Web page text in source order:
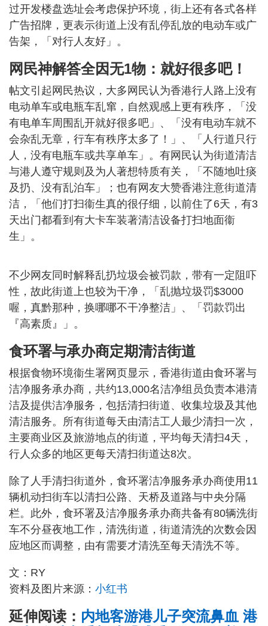
过开发楼盘选址会考虑保护环境，街上还有各式各样
广告招牌，更表示街道上没有乱停乱放的电动车或广
告架，「对行人友好」。
网民神解答全因无1物：就好很多吧！
帖文引起网民热议，大多网民认为香港行人路上没有
电动单车或电瓶车乱窜，自然观感上更有秩序，「没
有电单车周围乱开就好很多吧」、「没有电动车就不
会杂乱无章，行车有秩序太多了！」、「人行道只行
人，没有电瓶车或共享单车」。有网民认为街道清洁
与港人遵守规则及为人著想特质有关，「不随地吐痰
及扔、没有乱泊车」；也有网友大赞香港注意街道清
洁，「他们打扫衞生真的很仔细，以前住了6天，有3
天出门都看到有大卡车装著清洁设备打扫地面衞
生」。
不少网友同时解释乱扔垃圾会被罚款，带有一定阻吓
性，故此街道上也较为干净，「乱抛垃圾罚$3000
喔，真黔那种，换哪哪不干净整洁」、「罚款罚出
『高素质』」。
食环署与承办商定期清洁街道
根据食物环境衞生署网页显示，香港街道由食环署与
洁净服务承办商，共约13,000名洁净组员负责本港清
洁及提供洁净服务，包括清扫街道、收集垃圾及其他
清洁服务。所有街道每天由清洁工人最少清扫一次，
主要商业区及旅游地点的街道，平均每天清扫4天，
行人众多的地区更每天清扫街道达8次。
除了人手清扫街道外，食环署洁净服务承办商使用11
辆机动扫街车以清扫公路、天桥及道路与中央分隔
栏。此外，食环署及洁净服务承办商共备有80辆洗街
车不分昼夜地工作，清洗街道，街道清洗的次数会因
应地区而调整，由有需要才清洗至每天清洗不等。
文：RY
资料及图片来源： 小红书
延伸阅读： 内地客游港儿子突流鼻血 港